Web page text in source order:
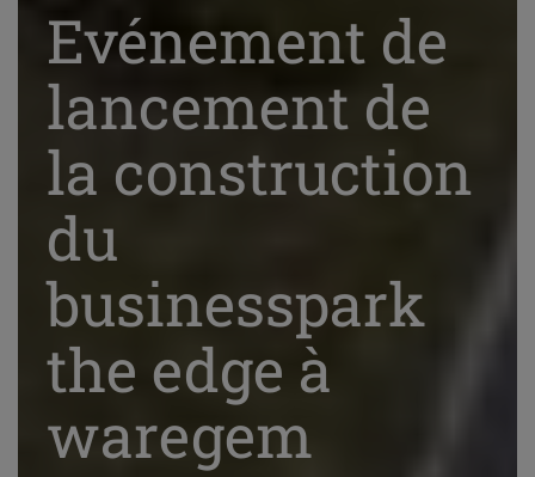
Evénement de
lancement de
la construction
du
businesspark
the edge à
waregem